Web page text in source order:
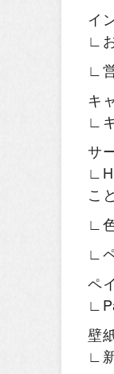
イ
∟
∟
キ
∟
サ
こ
∟
∟
ペ
壁
∟